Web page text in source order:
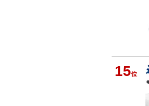
15位